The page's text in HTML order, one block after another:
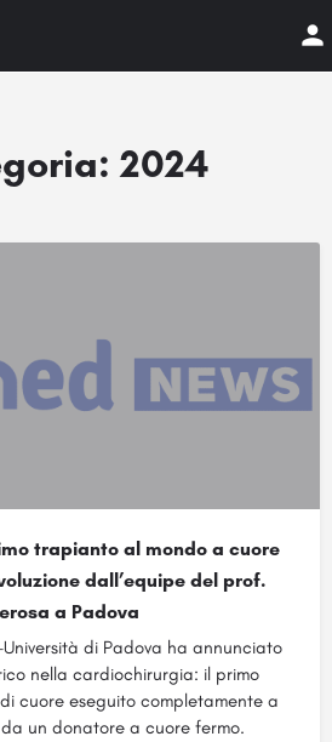
2024
trapianto al mondo a cuore
dall’equipe del prof.
a Padova
Università di Padova ha annunciato
nella cardiochirurgia: il primo
cuore eseguito completamente a
un donatore a cuore fermo.